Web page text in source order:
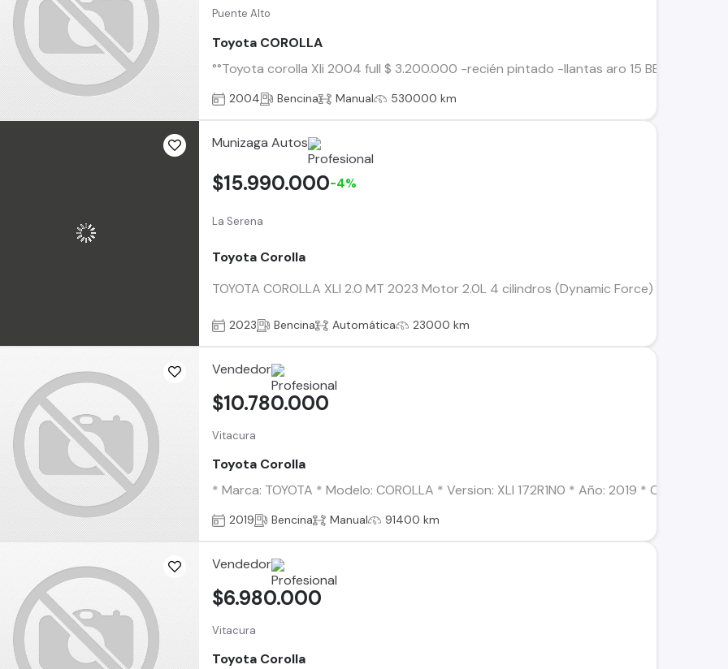
Puente Alto
Toyota COROLLA
°°Toyota corolla Xli 2004 full $ 3.200.000 -recién pintado -llantas aro 15 BBs. -motor
2004 Bencina Manual 530000 km
Munizaga Autos
La Serena
Toyota Corolla
TOYOTA COROLLA XLI 2.0 MT 2023 Motor 2.0L 4 cilindros (Dynamic Force) 23.000
$15.990.000-4%
2023 Bencina Automática 23000 km
Vendedor
Vitacura
Toyota Corolla
* Marca: TOYOTA * Modelo: COROLLA * Version: XLI 172R1N0 * Año: 2019 *
$10.780.000
2019 Bencina Manual 91400 km
Vendedor
Vitacura
Toyota Corolla
$6.980.000